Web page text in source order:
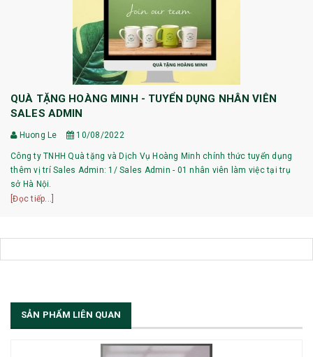
QUÀ TẶNG HOÀNG MINH - TUYỂN DỤNG NHÂN VIÊN
SALES ADMIN
Huong Le 10/08/2022
Công ty TNHH Quà tặng và Dịch Vụ Hoàng Minh chính thức tuyển dụng
thêm vị trí Sales Admin: 1/ Sales Admin - 01 nhân viên làm việc tại trụ
sở Hà Nội.
[Đọc tiếp...]
SẢN PHẨM LIÊN QUAN